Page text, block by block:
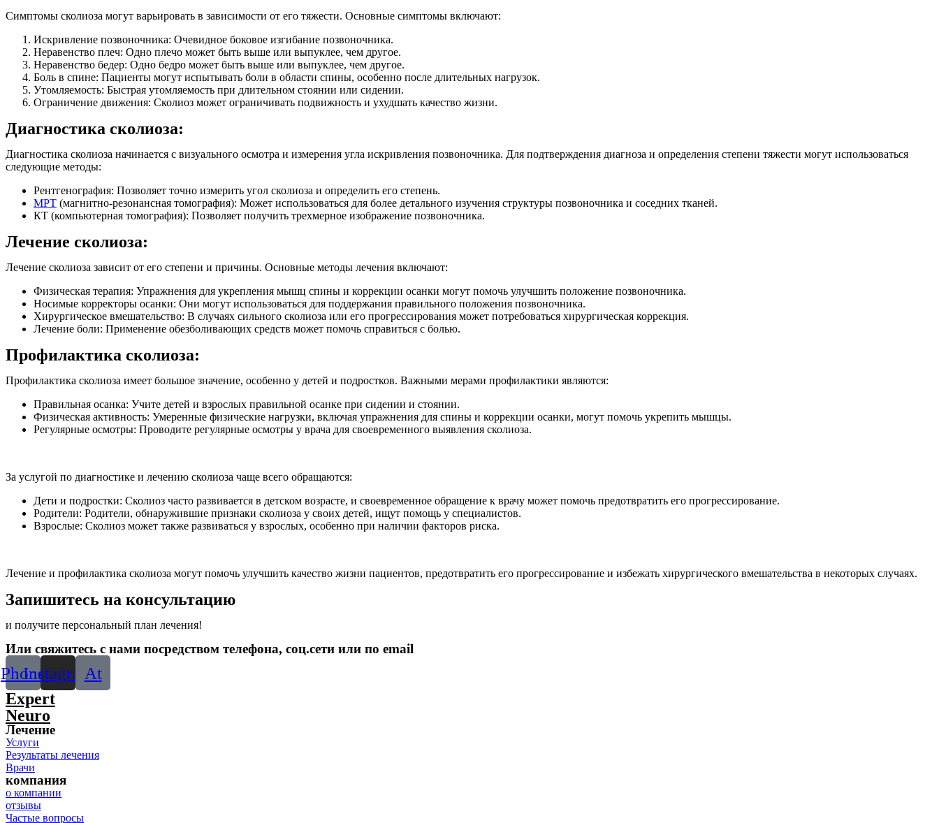
Симптомы сколиоза могут варьировать в зависимости от его тяжести. Основные симптомы включают:
Искривление позвоночника: Очевидное боковое изгибание позвоночника.
Неравенство плеч: Одно плечо может быть выше или выпуклее, чем другое.
Неравенство бедер: Одно бедро может быть выше или выпуклее, чем другое.
Боль в спине: Пациенты могут испытывать боли в области спины, особенно после длительных нагрузок.
Утомляемость: Быстрая утомляемость при длительном стоянии или сидении.
Ограничение движения: Сколиоз может ограничивать подвижность и ухудшать качество жизни.
Диагностика сколиоза:
Диагностика сколиоза начинается с визуального осмотра и измерения угла искривления позвоночника. Для подтверждения диагноза и определения степени тяжести могут использоваться
следующие методы:
Рентгенография: Позволяет точно измерить угол сколиоза и определить его степень.
МРТ (магнитно-резонансная томография): Может использоваться для более детального изучения структуры позвоночника и соседних тканей.
КТ (компьютерная томография): Позволяет получить трехмерное изображение позвоночника.
Лечение сколиоза:
Лечение сколиоза зависит от его степени и причины. Основные методы лечения включают:
Физическая терапия: Упражнения для укрепления мышц спины и коррекции осанки могут помочь улучшить положение позвоночника.
Носимые корректоры осанки: Они могут использоваться для поддержания правильного положения позвоночника.
Хирургическое вмешательство: В случаях сильного сколиоза или его прогрессирования может потребоваться хирургическая коррекция.
Лечение боли: Применение обезболивающих средств может помочь справиться с болью.
Профилактика сколиоза:
Профилактика сколиоза имеет большое значение, особенно у детей и подростков. Важными мерами профилактики являются:
Правильная осанка: Учите детей и взрослых правильной осанке при сидении и стоянии.
Физическая активность: Умеренные физические нагрузки, включая упражнения для спины и коррекции осанки, могут помочь укрепить мышцы.
Регулярные осмотры: Проводите регулярные осмотры у врача для своевременного выявления сколиоза.
За услугой по диагностике и лечению сколиоза чаще всего обращаются:
Дети и подростки: Сколиоз часто развивается в детском возрасте, и своевременное обращение к врачу может помочь предотвратить его прогрессирование.
Родители: Родители, обнаружившие признаки сколиоза у своих детей, ищут помощь у специалистов.
Взрослые: Сколиоз может также развиваться у взрослых, особенно при наличии факторов риска.
Лечение и профилактика сколиоза могут помочь улучшить качество жизни пациентов, предотвратить его прогрессирование и избежать хирургического вмешательства в некоторых случаях.
Запишитесь на консультацию
и получите персональный план лечения!
Или свяжитесь с нами посредством телефона, соц.сети или по email
PhoneInstagramAt
Expert
Neuro
Лечение
Услуги
Результаты лечения
Врачи
компания
о компании
отзывы
Частые вопросы